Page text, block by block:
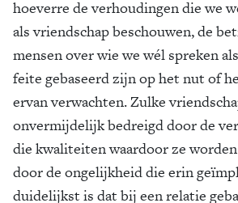
hoeverre de verhoudingen die we
als vriendschap beschouwen, de
mensen over wie we wél spreken
feite gebaseerd zijn op het nut of
ervan verwachten. Zulke
onvermijdelijk bedreigd door de
die kwaliteiten waardoor ze
door de ongelijkheid die erin
duidelijkst is dat bij een relatie